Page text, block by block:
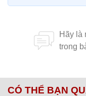
CÓ THỂ BẠN